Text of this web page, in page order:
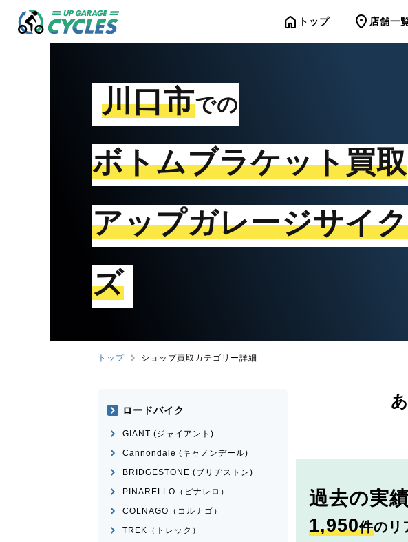
home トップ location_on 店舗一
川口市での
ボトムブラケット買取
アップガレージサイ
ズ
トップ ショップ買取カテゴリー詳細
過去の実
1,950件のリ
ロードバイク
GIANT (ジャイアント)
Cannondale (キャノンデール)
BRIDGESTONE (ブリヂストン)
PINARELLO（ピナレロ）
COLNAGO（コルナゴ）
TREK（トレック）